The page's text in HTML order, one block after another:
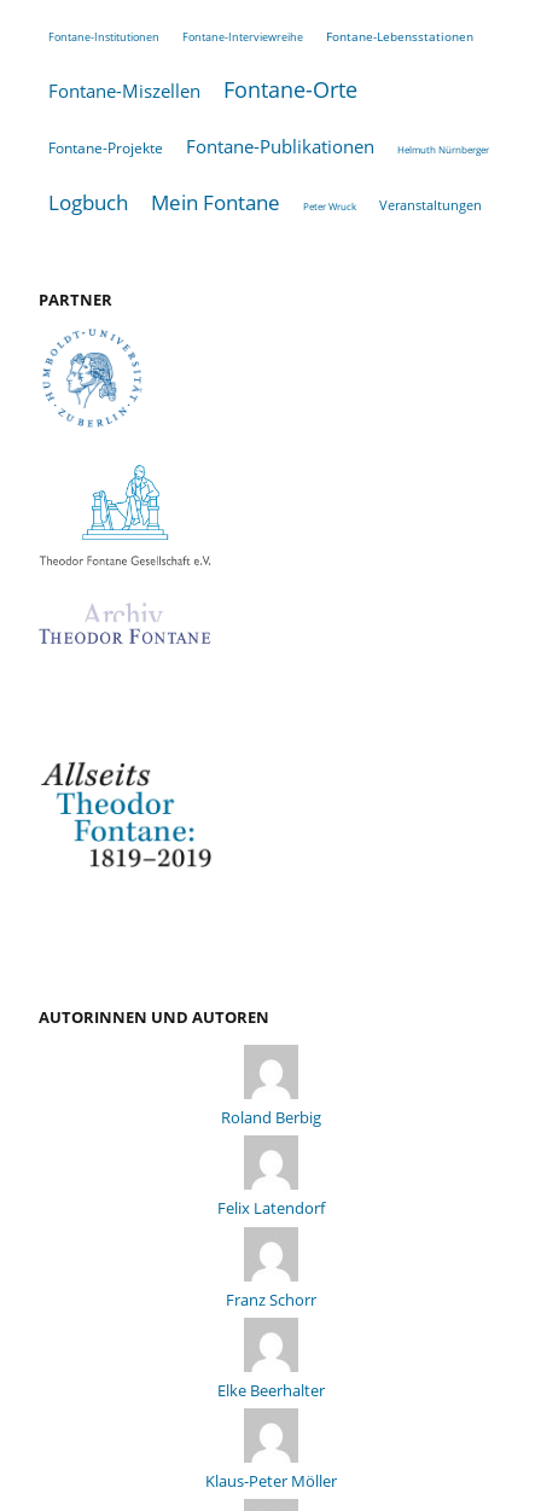
Fontane-Institutionen Fontane-Interviewreihe Fontane-Lebensstationen
Fontane-Miszellen Fontane-Orte
Fontane-Projekte Fontane-Publikationen Helmuth Nürnberger
Logbuch Mein Fontane Peter Wruck Veranstaltungen
PARTNER
AUTORINNEN UND AUTOREN
Roland Berbig
Felix Latendorf
Franz Schorr
Elke Beerhalter
Klaus-Peter Möller